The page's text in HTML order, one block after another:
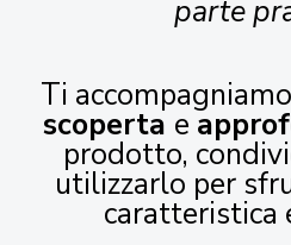
parte
Ti
scoperta e
prodotto,
utilizzarlo per
caratteristica